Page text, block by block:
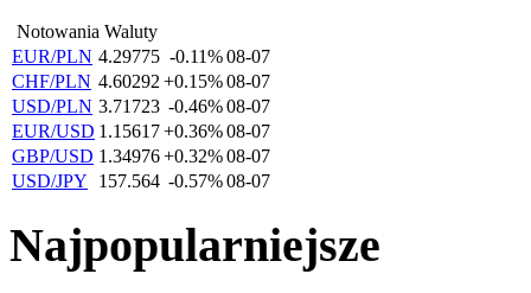
Notowania Waluty
EUR/PLN 4.29775 -0.11%08-07
CHF/PLN 4.60292 +0.15%08-07
USD/PLN 3.71723 -0.46%08-07
EUR/USD 1.15617+0.36%08-07
GBP/USD 1.34976+0.32%08-07
USD/JPY
157.564 -0.57%08-07
Najpopularniejsze